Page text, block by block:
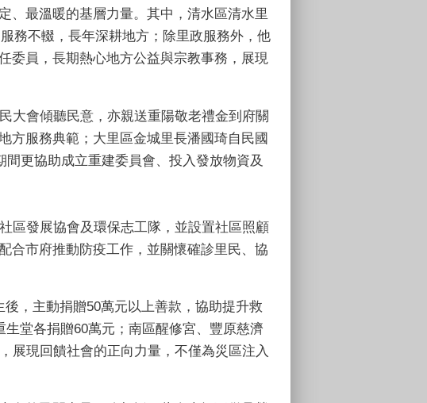
、最溫暖的基層力量。其中，清水區清水里
務不輟，長年深耕地方；除里政服務外，他
委員，長期熱心地方公益與宗教事務，展現
大會傾聽民意，亦親送重陽敬老禮金到府關
方服務典範；大里區金城里長潘國琦自民國
更協助成立重建委員會、投入發放物資及
區發展協會及環保志工隊，並設置社區照顧
合市府推動防疫工作，並關懷確診里民、協
，主動捐贈50萬元以上善款，協助提升救
堂各捐贈60萬元；南區醒修宮、豐原慈濟
展現回饋社會的正向力量，不僅為災區注入